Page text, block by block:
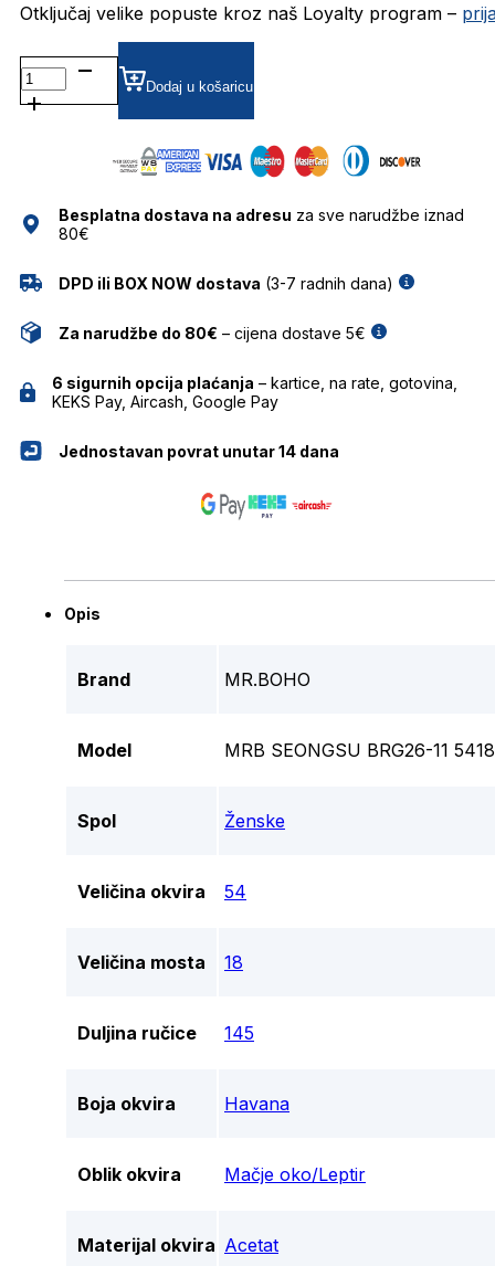
Otključaj velike popuste kroz naš Loyalty program –
MRB
SEONGSU
BRG26-
NAOČALE
količina
Dodaj u košaricu
Besplatna dostava na adresu za sve narudžbe iznad
80€
DPD ili BOX NOW dostava (3-7 radnih dana)
Za narudžbe do 80€ – cijena dostave 5€
6 sigurnih opcija plaćanja – kartice, na rate, gotovina,
KEKS Pay, Aircash, Google Pay
Jednostavan povrat unutar 14 dana
Opis
Brand MR.BOHO
Model MRB SEONGSU BRG26-11
Spol Ženske
Veličina okvira 54
Veličina mosta 18
Duljina ručice 145
Boja okvira Havana
Oblik okvira Mačje oko/Leptir
Materijal okvira Acetat